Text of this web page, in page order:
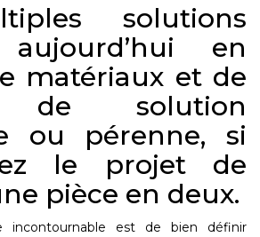
solutions
en
matériaux et de
de solution
ou pérenne, si
le projet de
pièce en deux.
incontournable est de bien définir